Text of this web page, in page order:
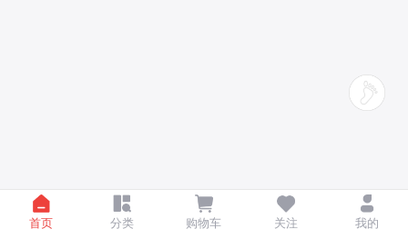
首页 分类 购物车 关注 我的